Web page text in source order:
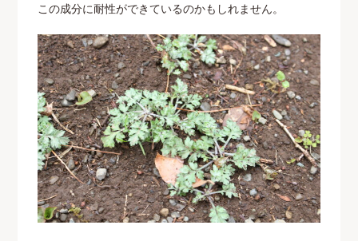
この成分に耐性ができているのかもしれません。